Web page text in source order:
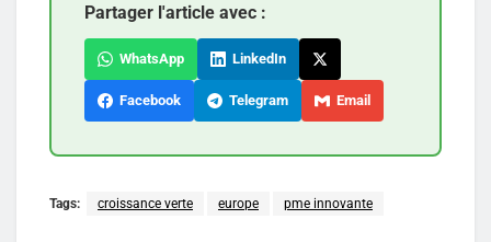
Partager l'article avec :
WhatsApp LinkedIn
Facebook Telegram Email
Tags: croissance verte europe pme innovante